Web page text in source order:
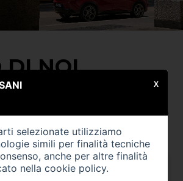
DI NOI
di chi ha scelto
fiducia e la soddisfazione
selezionate utilizziamo
simili per finalità tecniche
anche per altre finalità
nella cookie policy.
X